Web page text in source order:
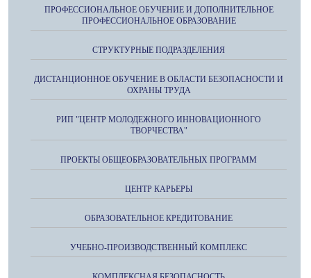
ПРОФЕССИОНАЛЬНОЕ ОБУЧЕНИЕ И ДОПОЛНИТЕЛЬНОЕ
ПРОФЕССИОНАЛЬНОЕ ОБРАЗОВАНИЕ
СТРУКТУРНЫЕ ПОДРАЗДЕЛЕНИЯ
ДИСТАНЦИОННОЕ ОБУЧЕНИЕ В ОБЛАСТИ БЕЗОПАСНОСТИ И
ОХРАНЫ ТРУДА
РИП "ЦЕНТР МОЛОДЕЖНОГО ИННОВАЦИОННОГО
ТВОРЧЕСТВА"
ПРОЕКТЫ ОБЩЕОБРАЗОВАТЕЛЬНЫХ ПРОГРАММ
ЦЕНТР КАРЬЕРЫ
ОБРАЗОВАТЕЛЬНОЕ КРЕДИТОВАНИЕ
УЧЕБНО-ПРОИЗВОДСТВЕННЫЙ КОМПЛЕКС